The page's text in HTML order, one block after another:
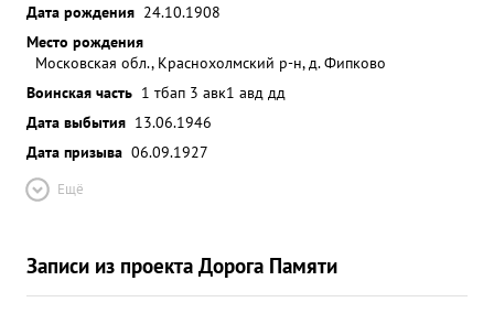
Дата рождения 24.10.1908
Место рождения
Московская обл., Краснохолмский р-н, д. Фипково
Воинская часть 1 тбап 3 авк1 авд дд
Дата выбытия 13.06.1946
Дата призыва 06.09.1927
Ещё
Записи из проекта Дорога Памяти